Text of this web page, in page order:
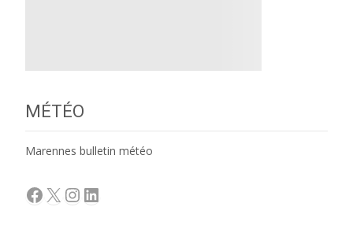
MÉTÉO
Marennes bulletin météo
Facebook
X Instagram
LinkedIn